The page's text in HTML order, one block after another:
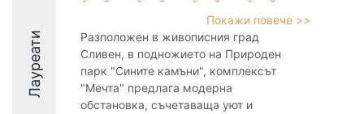
Лауреати
Покажи повече >>
Разположен в живописния град
Сливен, в подножието на Природен
парк "Сините камъни", комплексът
"Мечта" предлага модерна
обстановка, съчетаваща уют и